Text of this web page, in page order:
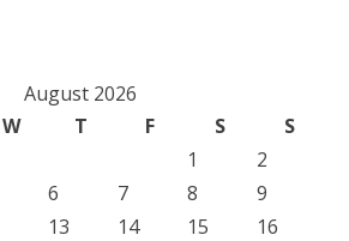
August 2026
W T F S
S
1
2
6 7 8
9
13 14 15
16